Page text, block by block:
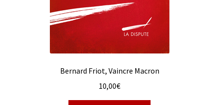
Bernard Friot, Vaincre Macron
10,00€